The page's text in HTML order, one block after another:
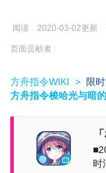
阅读 2020-03-02更新
跳
航
跳
索
页面贡献者 :
方舟指令WIKI > 限
方舟指令梭哈光与暗
时